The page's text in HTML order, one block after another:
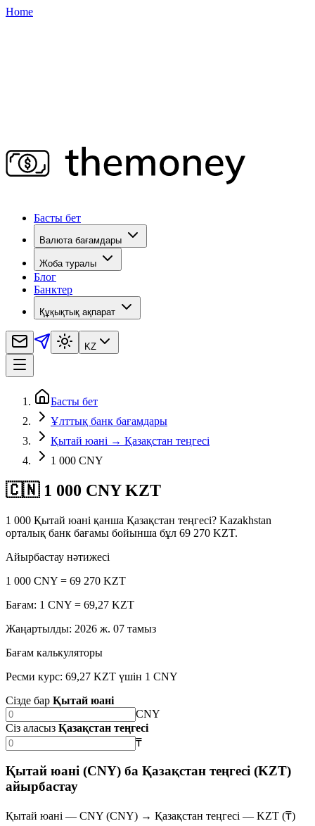
Home
Басты бет
Валюта бағамдары
Жоба туралы
Блог
Банктер
Құқықтық ақпарат
KZ
Басты бет
Ұлттық банк бағамдары
Қытай юані → Қазақстан теңгесі
1 000 CNY
🇨🇳 1 000 CNY KZT
1 000 Қытай юані қанша Қазақстан теңгесі? Kazakhstan
орталық банк бағамы бойынша бұл 69 270 KZT.
Айырбастау нәтижесі
1 000 CNY = 69 270 KZT
Бағам: 1 CNY = 69,27 KZT
Жаңартылды: 2026 ж. 07 тамыз
Бағам калькуляторы
Ресми курс: 69,27 KZT үшін 1 CNY
Сізде бар Қытай юані
CNY
Сіз аласыз Қазақстан теңгесі
₸
Қытай юані (CNY) ба Қазақстан теңгесі (KZT)
айырбастау
Қытай юані — CNY (CNY) → Қазақстан теңгесі — KZT (₸)